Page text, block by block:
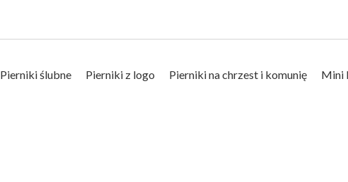
Pierniki ślubne Pierniki z logo Pierniki na chrzest i komunię Mini